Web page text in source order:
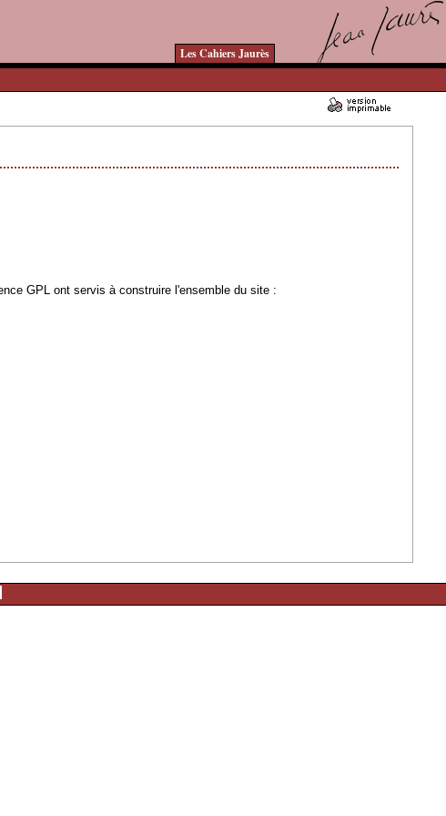
Les Cahiers Jaurès
GPL ont servis à construire l'ensemble du site :